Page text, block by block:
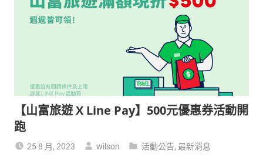
【山富旅遊 X Line Pay】500元優惠券活動開
跑
25 8 月, 2023 wilson 活動公告, 最新消息